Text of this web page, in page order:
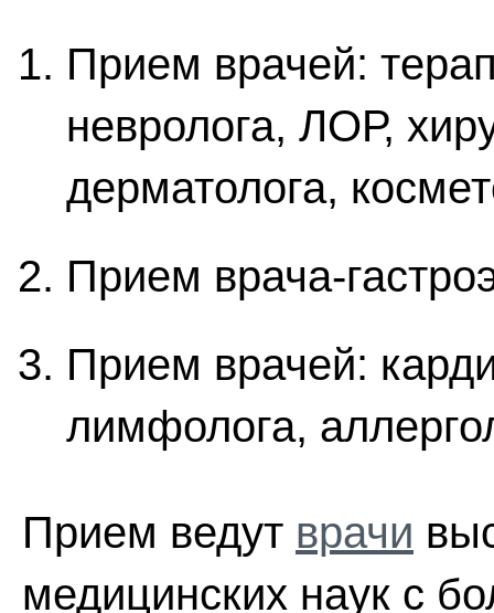
Прием врачей:
невролога, ЛОР,
дерматолога,
Прием врача-
Прием врачей:
лимфолога,
Прием ведут врачи
медицинских наук с